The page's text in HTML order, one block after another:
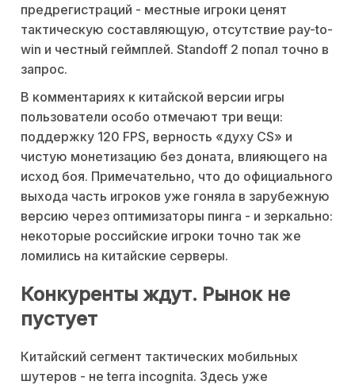
предрегистраций - местные игроки ценят
тактическую составляющую, отсутствие pay-to-
win и честный геймплей. Standoff 2 попал точно в
запрос.
В комментариях к китайской версии игры
пользователи особо отмечают три вещи:
поддержку 120 FPS, верность «духу CS» и
чистую монетизацию без доната, влияющего на
исход боя. Примечательно, что до официального
выхода часть игроков уже гоняла в зарубежную
версию через оптимизаторы пинга - и зеркально:
некоторые российские игроки точно так же
ломились на китайские серверы.
Конкуренты ждут. Рынок не
пустует
Китайский сегмент тактических мобильных
шутеров - не terra incognita. Здесь уже